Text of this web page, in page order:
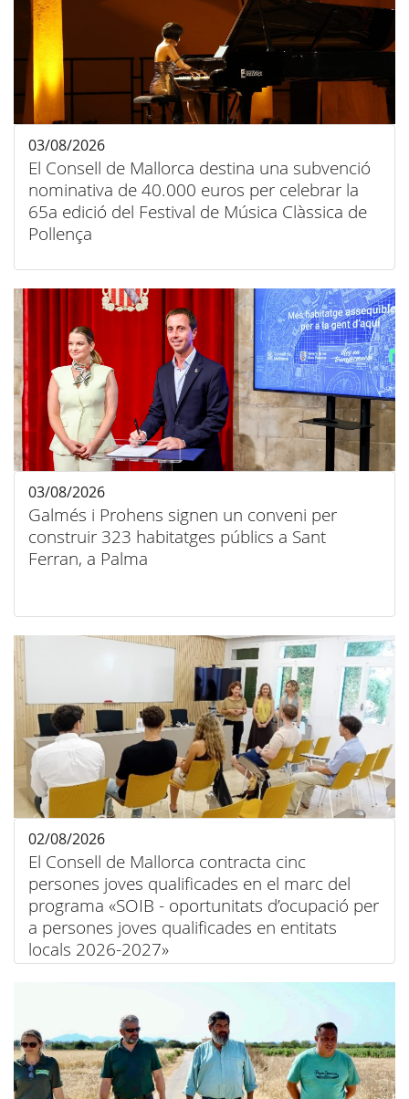
El Consell de Mallorca destina una subvenció
nominativa de 40.000 euros per celebrar la
65a edició del Festival de Música Clàssica de
Pollença
03/08/2026
Galmés i Prohens signen un conveni per
construir 323 habitatges públics a Sant
Ferran, a Palma
03/08/2026
El Consell de Mallorca contracta cinc
persones joves qualificades en el marc del
programa «SOIB - oportunitats d’ocupació per
a persones joves qualificades en entitats
locals 2026-2027»
02/08/2026